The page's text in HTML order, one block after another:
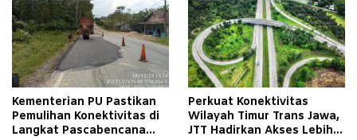
Kementerian PU Pastikan
Pemulihan Konektivitas di
Langkat Pascabencana
Perkuat Konektivitas
Wilayah Timur Trans Jawa,
JTT Hadirkan Akses Lebih